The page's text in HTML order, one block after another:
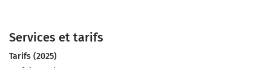
Services et tarifs
Tarifs (2025)